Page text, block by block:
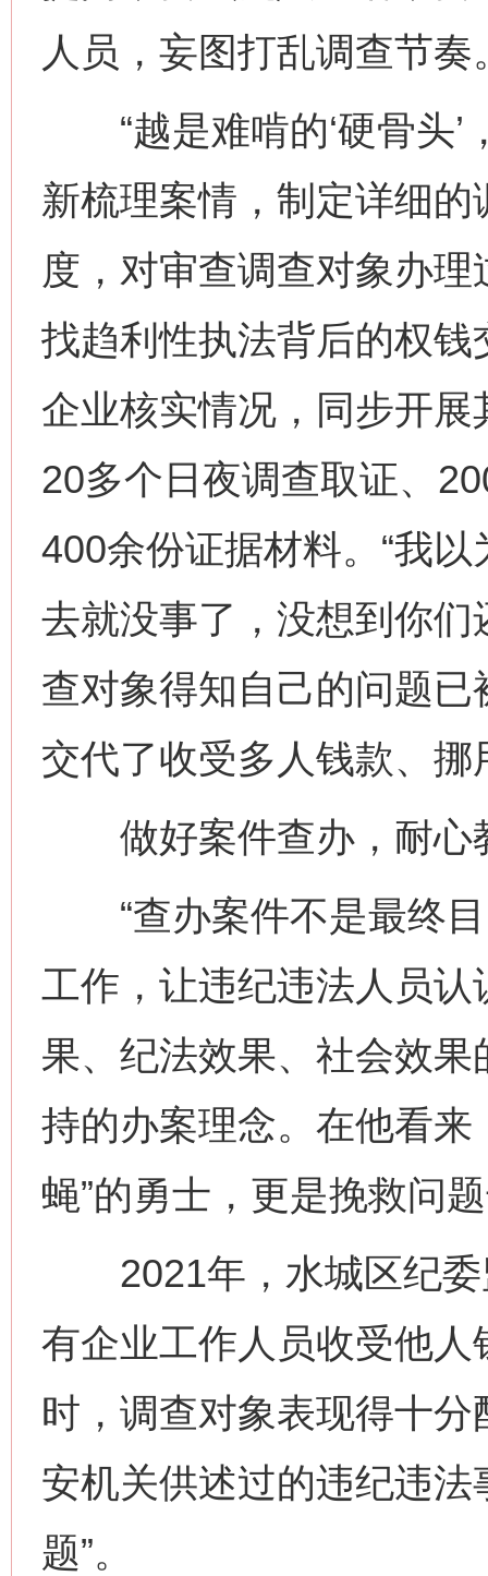
人员，妄图打乱调查节奏
“越是难啃的‘硬骨头’
新梳理案情，制定详细
度，对审查调查对象办
找趋利性执法背后的权
企业核实情况，同步开
20多个日夜调查取证、
400余份证据材料。“我
去就没事了，没想到你们
查对象得知自己的问题
交代了收受多人钱款、
做好案件查办，耐心
“查办案件不是最终目
工作，让违纪违法人员
果、纪法效果、社会效果
持的办案理念。在他看来
蝇”的勇士，更是挽救问
2021年，水城区纪委
有企业工作人员收受他
时，调查对象表现得十
安机关供述过的违纪违法
题”。